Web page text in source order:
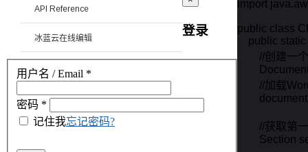
import
public class
public
//创建
//加载
//获取第
API Reference
冰蓝云在线编辑
登录
用户名 / Email *
密码 *
记住我忘记密码?